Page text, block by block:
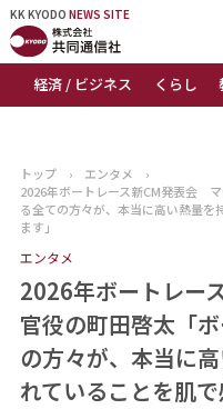
KK KYODO NEWS SITE
経済 / ビジネス くらし
KK KYODONEWS SITE
トップページ
ニュース
おすすめコンテンツ
出版物
会社概要
トップ › エンタメ
›
2026年ボートレース新CM発表会
る全ての方々が、本当に高い熱量を
ます」
エンタメ
2026年ボートレー
官役の町田啓太「
の方々が、本当に
れていることを肌で